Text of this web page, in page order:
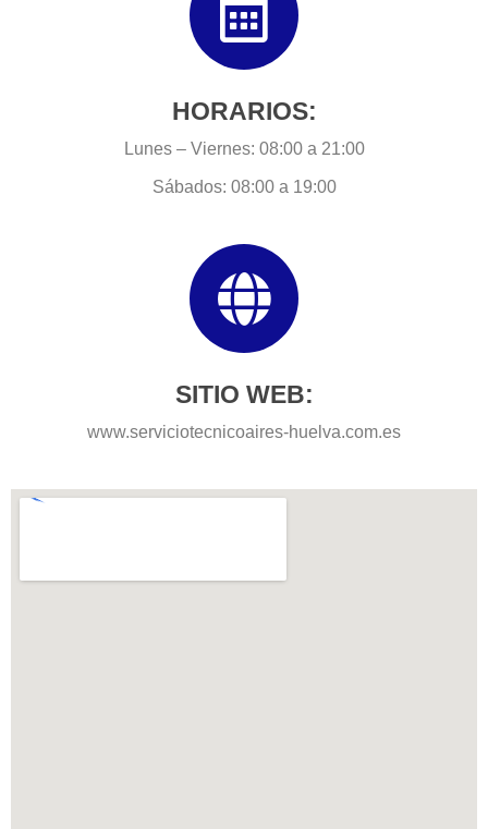
HORARIOS:
Lunes – Viernes: 08:00 a 21:00
Sábados: 08:00 a 19:00
SITIO WEB:
www.serviciotecnicoaires-huelva.com.es